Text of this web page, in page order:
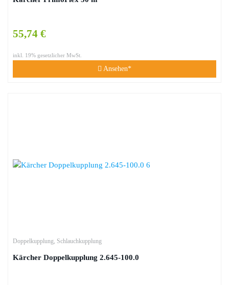
55,74 €
inkl. 19% gesetzlicher MwSt.
Ansehen*
Doppelkupplung, Schlauchkupplung
Kärcher Doppelkupplung 2.645-100.0